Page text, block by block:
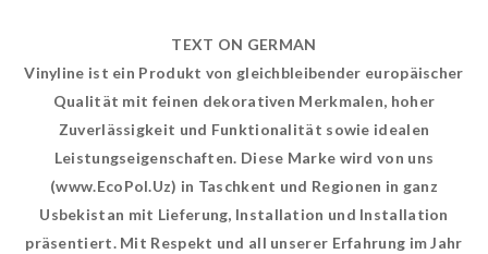
TEXT ON GERMAN
Vinyline ist ein Produkt von gleichbleibender europäischer
Qualität mit feinen dekorativen Merkmalen, hoher
Zuverlässigkeit und Funktionalität sowie idealen
Leistungseigenschaften. Diese Marke wird von uns
(www.EcoPol.Uz) in Taschkent und Regionen in ganz
Usbekistan mit Lieferung, Installation und Installation
präsentiert. Mit Respekt und all unserer Erfahrung im Jahr